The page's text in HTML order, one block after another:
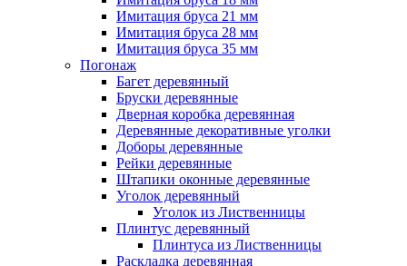
Имитация бруса 21 мм
Имитация бруса 28 мм
Имитация бруса 35 мм
Погонаж
Багет деревянный
Бруски деревянные
Дверная коробка деревянная
Деревянные декоративные уголки
Доборы деревянные
Рейки деревянные
Штапики оконные деревянные
Уголок деревянный
Уголок из Лиственницы
Плинтус деревянный
Плинтуса из Лиственницы
Раскладка деревянная